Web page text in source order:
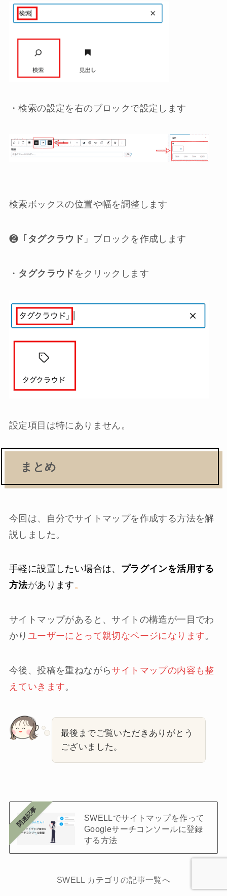
・検索の設定を右のブロックで設定します
検索ボックスの位置や幅を調整します
❷「 タグクラウド 」ブロックを作成します
・ タグクラウド をクリックします
設定項目は特にありません。
まとめ
今回は、自分でサイトマップを作成する方法を解
説しました。
手軽に設置したい場合は、 プラグインを活用する
方法があります。
サイトマップがあると、サイトの構造が一目でわ
かり ユーザーにとって親切なページになります。
今後、投稿を重ねながらサイトマップの内容も整
えていきます。
最後までご覧いただきありがとう
ございました。
SWELLでサイトマップを作って
Googleサーチコンソールに登録
する方法
SWELL カテゴリの記事一覧へ